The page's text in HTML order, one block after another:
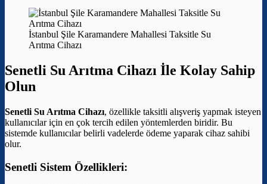
İstanbul Şile Karamandere Mahallesi Taksitle Su
Arıtma Cihazı
Senetli Su Arıtma Cihazı İle Kolay Sahip
Olun
Senetli Su Arıtma Cihazı, özellikle taksitli alışveriş yapmak isteyen
kullanıcılar için en çok tercih edilen yöntemlerden biridir. Bu
sistemde kullanıcılar belirli vadelerde ödeme yaparak cihaz sahibi
olur.
Senetli Sistem Özellikleri: